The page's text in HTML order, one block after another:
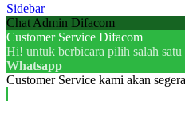
Sidebar
Chat Admin Difacom
Customer Service Difacom
Hi! untuk berbicara pilih salah
Whatsapp
Customer Service kami akan